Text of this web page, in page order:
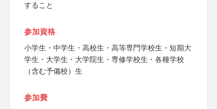
すること
参加資格
小学生・中学生・高校生・高等専門学校生・短期大
学生・大学生・大学院生・専修学校生・各種学校
（含む予備校）生
参加費